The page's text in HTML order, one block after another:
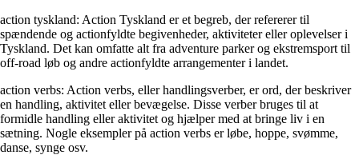
action tyskland: Action Tyskland er et begreb, der refererer til
spændende og actionfyldte begivenheder, aktiviteter eller oplevelser i
Tyskland. Det kan omfatte alt fra adventure parker og ekstremsport til
off-road løb og andre actionfyldte arrangementer i landet.
action verbs: Action verbs, eller handlingsverber, er ord, der beskriver
en handling, aktivitet eller bevægelse. Disse verber bruges til at
formidle handling eller aktivitet og hjælper med at bringe liv i en
sætning. Nogle eksempler på action verbs er løbe, hoppe, svømme,
danse, synge osv.